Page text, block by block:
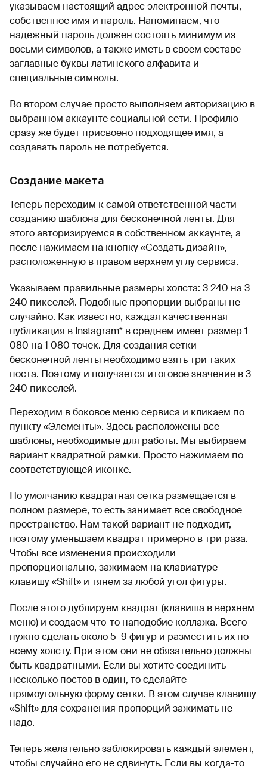
указываем настоящий адрес электронной почты,
собственное имя и пароль. Напоминаем, что
надежный пароль должен состоять минимум из
восьми символов, а также иметь в своем составе
заглавные буквы латинского алфавита и
специальные символы.
Во втором случае просто выполняем авторизацию в
выбранном аккаунте социальной сети. Профилю
сразу же будет присвоено подходящее имя, а
создавать пароль не потребуется.
Создание макета
Теперь переходим к самой ответственной части —
созданию шаблона для бесконечной ленты. Для
этого авторизируемся в собственном аккаунте, а
после нажимаем на кнопку «Создать дизайн»,
расположенную в правом верхнем углу сервиса.
Указываем правильные размеры холста: 3 240 на 3
240 пикселей. Подобные пропорции выбраны не
случайно. Как известно, каждая качественная
публикация в Instagram* в среднем имеет размер 1
080 на 1 080 точек. Для создания сетки
бесконечной ленты необходимо взять три таких
поста. Поэтому и получается итоговое значение в 3
240 пикселей.
Переходим в боковое меню сервиса и кликаем по
пункту «Элементы». Здесь расположены все
шаблоны, необходимые для работы. Мы выбираем
вариант квадратной рамки. Просто нажимаем по
соответствующей иконке.
По умолчанию квадратная сетка размещается в
полном размере, то есть занимает все свободное
пространство. Нам такой вариант не подходит,
поэтому уменьшаем квадрат примерно в три раза.
Чтобы все изменения происходили
пропорционально, зажимаем на клавиатуре
клавишу «Shift» и тянем за любой угол фигуры.
После этого дублируем квадрат (клавиша в верхнем
меню) и создаем что-то наподобие коллажа. Всего
нужно сделать около 5–9 фигур и разместить их по
всему холсту. При этом они не обязательно должны
быть квадратными. Если вы хотите соединить
несколько постов в один, то сделайте
прямоугольную форму сетки. В этом случае клавишу
«Shift» для сохранения пропорций зажимать не
надо.
Теперь желательно заблокировать каждый элемент,
чтобы случайно его не сдвинуть. Если вы когда-то